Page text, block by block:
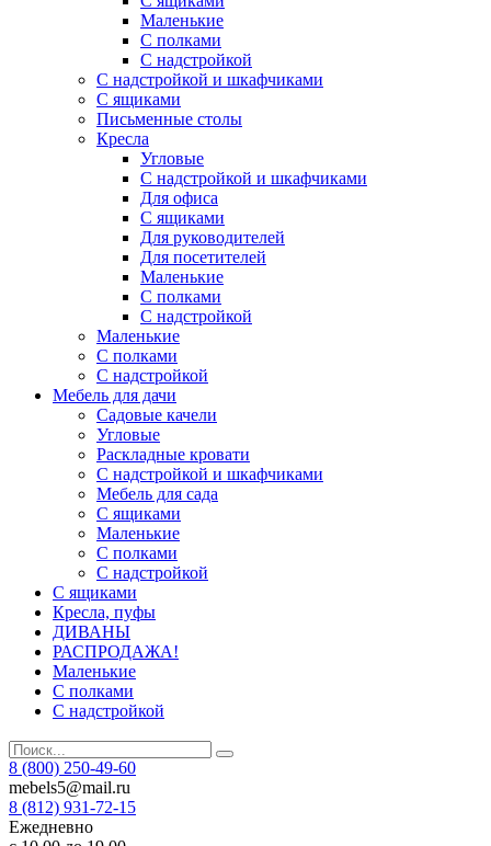
Маленькие
С полками
С надстройкой
С надстройкой и шкафчиками
С ящиками
Письменные столы
Кресла
Угловые
С надстройкой и шкафчиками
Для офиса
С ящиками
Для руководителей
Для посетителей
Маленькие
С полками
С надстройкой
Маленькие
С полками
С надстройкой
Мебель для дачи
Садовые качели
Угловые
Раскладные кровати
С надстройкой и шкафчиками
Мебель для сада
С ящиками
Маленькие
С полками
С надстройкой
С ящиками
Кресла, пуфы
ДИВАНЫ
РАСПРОДАЖА!
Маленькие
С полками
С надстройкой
8 (800) 250-49-60
mebels5@mail.ru
8 (812) 931-72-15
Ежедневно